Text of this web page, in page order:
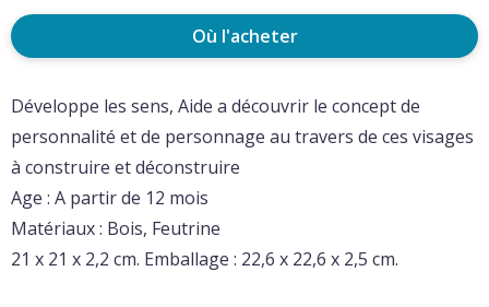
Où l'acheter
Développe les sens, Aide a découvrir le concept de
personnalité et de personnage au travers de ces visages
à construire et déconstruire
Age : A partir de 12 mois
Matériaux : Bois, Feutrine
21 x 21 x 2,2 cm. Emballage : 22,6 x 22,6 x 2,5 cm.